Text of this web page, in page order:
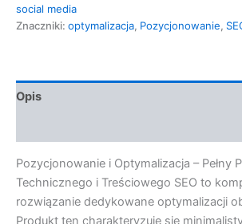
social media
Znaczniki: optymalizacja, Pozycjonowanie,
Opis
Pozycjonowanie i Optymalizacja – Pełny
Technicznego i Treściowego SEO to
rozwiązanie dedykowane optymalizacji
Produkt ten charakteryzuje się